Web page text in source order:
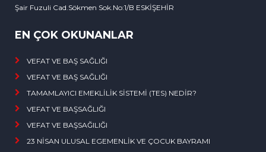
Şair Fuzuli Cad.Sökmen Sok.No:1/B ESKİŞEHİR
EN ÇOK OKUNANLAR
VEFAT VE BAŞ SAĞLIĞI
VEFAT VE BAŞ SAĞLIĞI
TAMAMLAYICI EMEKLİLİK SİSTEMİ (TES) NEDİR?
VEFAT VE BAŞSAĞLIĞI
VEFAT VE BAŞSAĞILIĞI
23 NİSAN ULUSAL EGEMENLİK VE ÇOCUK BAYRAMI